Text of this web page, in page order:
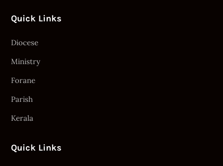
Quick Links
Diocese
Ministry
Forane
Parish
Kerala
Quick Links